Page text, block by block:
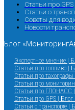
Статьи про GPS
Статьи о
Советы для
Новости
Блог
Экспертное мнение |
Статьи про топливо |
Статьи про
Статьи про
Статьи про ГЛОНАСС |
Статьи про GPS |
Статьи о транспорте |